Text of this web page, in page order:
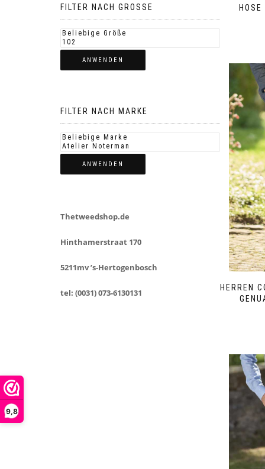
9,8
HERREN
FILTER NACH GROSSE
ANWENDEN
FILTER NACH MARKE
ANWENDEN
Thetweedshop.de
Hinthamerstraat 170
5211mv ’s-Hertogenbosch
tel: (0031) 073-6130131